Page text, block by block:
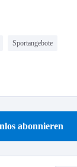
Sportangebote
abonnieren